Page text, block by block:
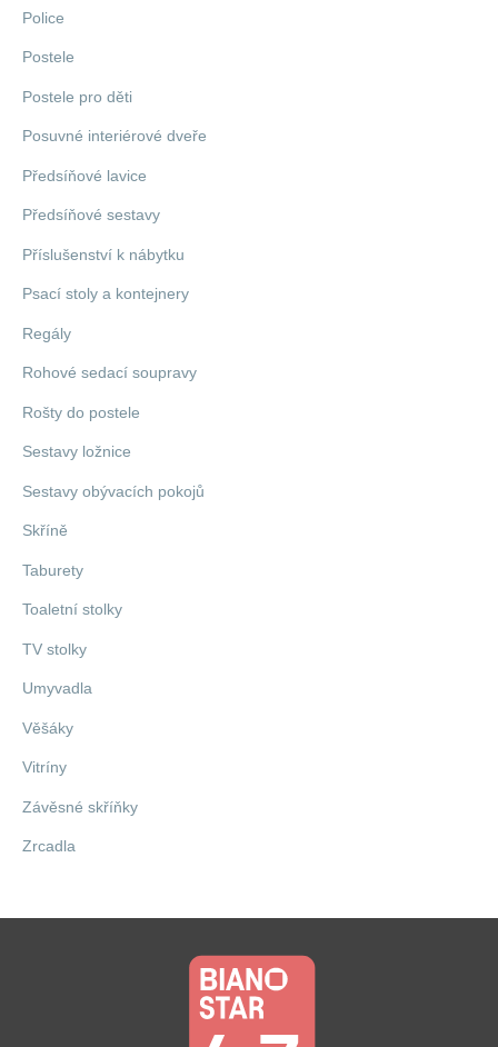
Police
Postele
Postele pro děti
Posuvné interiérové dveře
Předsíňové lavice
Předsíňové sestavy
Příslušenství k nábytku
Psací stoly a kontejnery
Regály
Rohové sedací soupravy
Rošty do postele
Sestavy ložnice
Sestavy obývacích pokojů
Skříně
Taburety
Toaletní stolky
TV stolky
Umyvadla
Věšáky
Vitríny
Závěsné skříňky
Zrcadla